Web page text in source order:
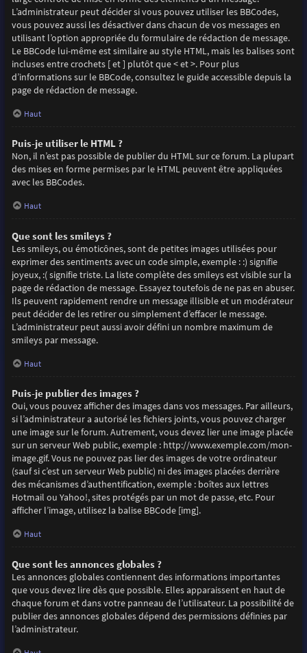
L’administrateur peut décider si vous pouvez utiliser les BBCodes,
vous pouvez aussi les désactiver dans chacun de vos messages en
utilisant l’option appropriée du formulaire de rédaction de message.
Le BBCode lui-même est similaire au style HTML, mais les balises sont
incluses entre crochets [ et ] plutôt que < et >. Pour plus
d’informations sur le BBCode, consultez le guide accessible depuis la
page de rédaction de message.
Haut
Puis-je utiliser le HTML ?
Non, il n’est pas possible de publier du HTML sur ce forum. La plupart
des mises en forme permises par le HTML peuvent être appliquées
avec les BBCodes.
Haut
Que sont les smileys ?
Les smileys, ou émoticônes, sont de petites images utilisées pour
exprimer des sentiments avec un code simple, exemple : :) signifie
joyeux, :( signifie triste. La liste complète des smileys est visible sur la
page de rédaction de message. Essayez toutefois de ne pas en abuser.
Ils peuvent rapidement rendre un message illisible et un modérateur
peut décider de les retirer ou simplement d’effacer le message.
L’administrateur peut aussi avoir défini un nombre maximum de
smileys par message.
Haut
Puis-je publier des images ?
Oui, vous pouvez afficher des images dans vos messages. Par ailleurs,
si l’administrateur a autorisé les fichiers joints, vous pouvez charger
une image sur le forum. Autrement, vous devez lier une image placée
sur un serveur Web public, exemple : http://www.exemple.com/mon-
image.gif. Vous ne pouvez pas lier des images de votre ordinateur
(sauf si c’est un serveur Web public) ni des images placées derrière
des mécanismes d’authentification, exemple : boîtes aux lettres
Hotmail ou Yahoo!, sites protégés par un mot de passe, etc. Pour
afficher l’image, utilisez la balise BBCode [img].
Haut
Que sont les annonces globales ?
Les annonces globales contiennent des informations importantes
que vous devez lire dès que possible. Elles apparaissent en haut de
chaque forum et dans votre panneau de l’utilisateur. La possibilité de
publier des annonces globales dépend des permissions définies par
l’administrateur.